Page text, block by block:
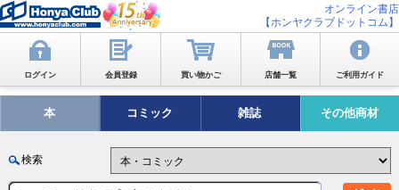
オンライン書店
【ホンヤクラブドットコム】
ログイン 会員登録 買い物かご 店舗一覧 ご利用ガイド
本 コミック 雑誌 その他商材
検索